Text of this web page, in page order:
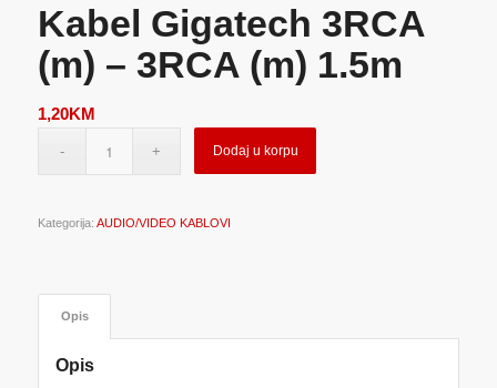
Kabel Gigatech 3RCA
(m) – 3RCA (m) 1.5m
1,20KM
Dodaj u korpu
Kategorija: AUDIO/VIDEO KABLOVI
Opis
Opis